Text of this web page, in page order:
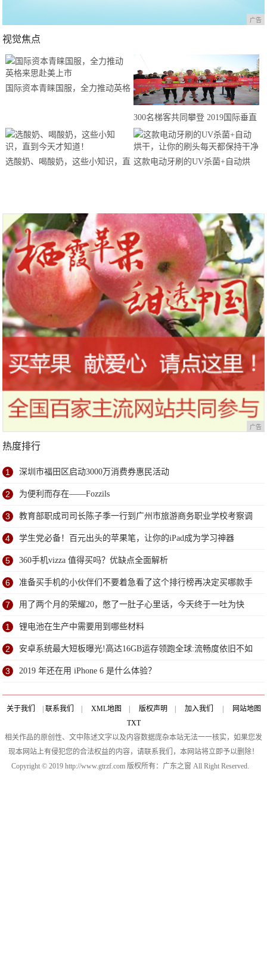
广告
视觉焦点
国际资本青睐国服，全力推动英格
300名梯客共同攀登 2019国际垂直
马拉松超级精英赛顺德海骏达中心
站欢乐开跑
选酸奶、喝酸奶，这些小知识，直 这款电动牙刷的UV杀菌+自动烘
广告
热度排行
1 深圳市福田区启动3000万消费券惠民活动
2 为便利而存在——Fozzils
3 教育部职成司司长陈子季一行到广州市旅游商务职业学校考察调
研
4 学生党必备！百元出头的苹果笔，让你的iPad成为学习神器
5 360手机vizza 值得买吗？优缺点全面解析
6 准备买手机的小伙伴们不要着急看了这个排行榜再决定买哪款手
机吧
7 用了两个月的荣耀20，憋了一肚子心里话，今天终于一吐为快
1 锂电池在生产中需要用到哪些材料
2 安卓系统最大短板曝光!高达16GB运存领跑全球:流畅度依旧不如
苹果
3 2019 年还在用 iPhone 6 是什么体验？
关于我们 联系我们 XML地图 版权声明 加入我们
网站地图
TXT
相关作品的原创性、文中陈述文字以及内容数据庞杂本站无法一一核实，如果您发
现本网站上有侵犯您的合法权益的内容，请联系我们，本网站将立即予以删除！
Copyright © 2019 http://www.gtrzf.com 版权所有：广东之窗 All Right Reserved.